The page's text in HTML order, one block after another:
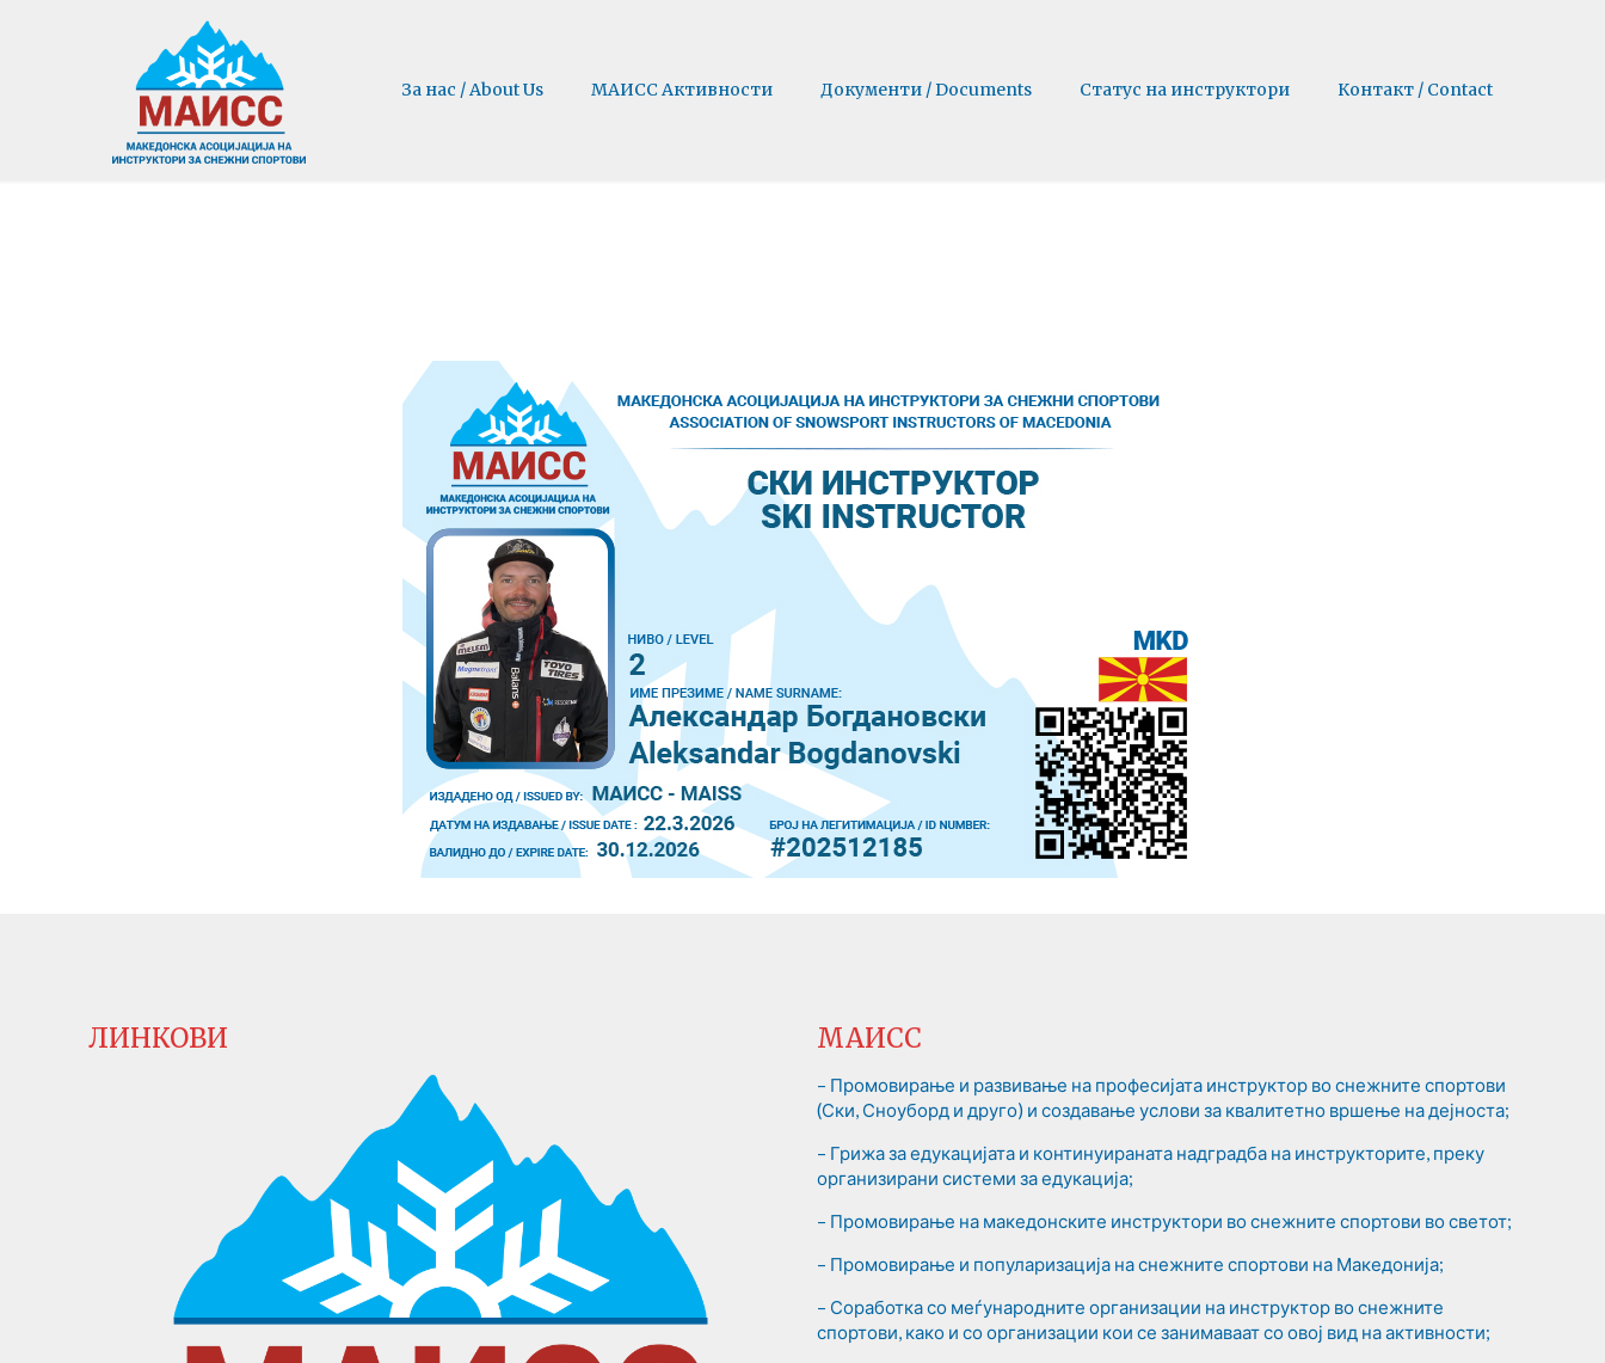
За нас / About Us МАИСС Активности Документи / Documents Статус на инструктори Контакт / Contact
ЛИНКОВИ МАИСС
– Промовирање и развивање на професијата инструктор во снежните спортови
(Ски, Сноуборд и друго) и создавање услови за квалитетно вршење на дејноста;
– Грижа за едукацијата и континуираната надградба на инструкторите, преку
организирани системи за едукација;
– Промовирање на македонските инструктори во снежните спортови во светот;
– Промовирање и популаризација на снежните спортови на Македонија;
– Соработка со меѓународните организации на инструктор во снежните
спортови, како и со организации кои се занимаваат со овој вид на активности;